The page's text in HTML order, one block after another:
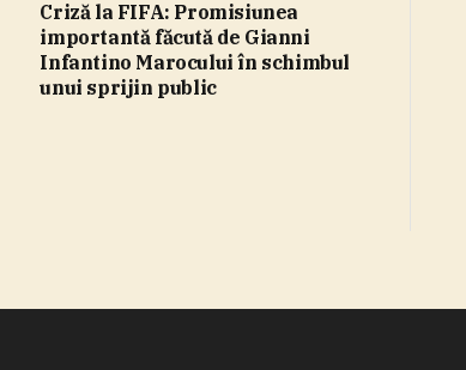
Criză la FIFA: Promisiunea
importantă făcută de Gianni
Infantino Marocului în schimbul
unui sprijin public